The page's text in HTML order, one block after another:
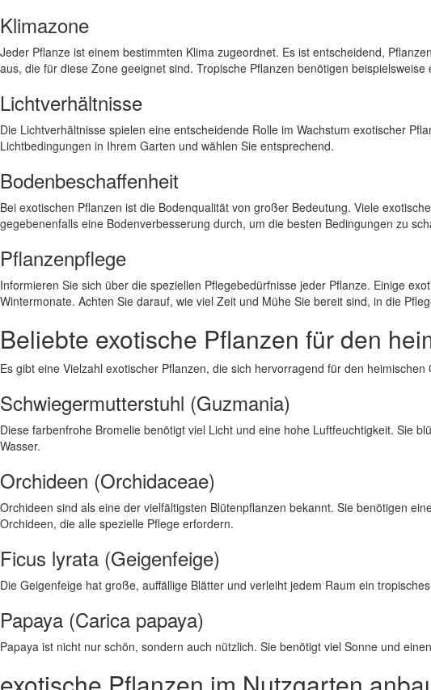
Klimazone
Jeder Pflanze ist einem bestimmten Klima zugeordnet. Es ist entscheidend,
aus, die für diese Zone geeignet sind. Tropische Pflanzen benötigen
Lichtverhältnisse
Die Lichtverhältnisse spielen eine entscheidende Rolle im Wachstum exotischer
Lichtbedingungen in Ihrem Garten und wählen Sie entsprechend.
Bodenbeschaffenheit
Bei exotischen Pflanzen ist die Bodenqualität von großer Bedeutung. Viele
gegebenenfalls eine Bodenverbesserung durch, um die besten Bedingungen zu
Pflanzenpflege
Informieren Sie sich über die speziellen Pflegebedürfnisse jeder Pflanze. Einige
Wintermonate. Achten Sie darauf, wie viel Zeit und Mühe Sie bereit sind, in die
Beliebte exotische Pflanzen für den
Es gibt eine Vielzahl exotischer Pflanzen, die sich hervorragend für den
Schwiegermutterstuhl (Guzmania)
Diese farbenfrohe Bromelie benötigt viel Licht und eine hohe Luftfeuchtigkeit. Sie
Wasser.
Orchideen (Orchidaceae)
Orchideen sind als eine der vielfältigsten Blütenpflanzen bekannt. Sie benötigen
Orchideen, die alle spezielle Pflege erfordern.
Ficus lyrata (Geigenfeige)
Die Geigenfeige hat große, auffällige Blätter und verleiht jedem Raum ein
Papaya (Carica papaya)
Papaya ist nicht nur schön, sondern auch nützlich. Sie benötigt viel Sonne und